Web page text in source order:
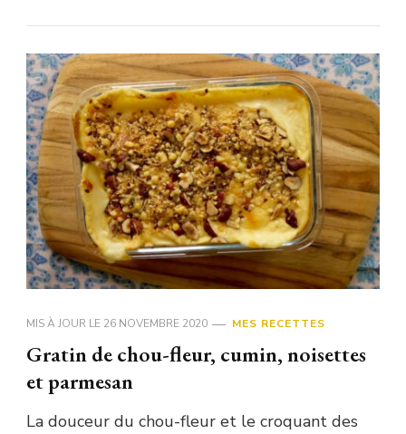
MIS À JOUR LE 26 NOVEMBRE 2020 MES RECETTES
Gratin de chou-fleur, cumin, noisettes
et parmesan
La douceur du chou-fleur et le croquant des